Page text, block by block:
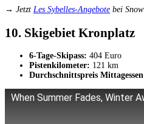
→ Jetzt Les Sybelles-Angebote bei
10. Skigebiet Kronplatz
6-Tage-Skipass: 404 Euro
Pistenkilometer: 121 km
Durchschnittspreis
When Summer Fades, Winter